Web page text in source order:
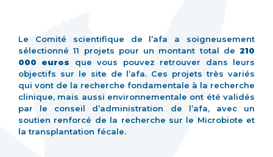
Le Comité scientifique de l’afa a soigneusement
sélectionné 11 projets pour un montant total de 210
000 euros que vous pouvez retrouver dans leurs
objectifs sur le site de l’afa. Ces projets très variés
qui vont de la recherche fondamentale à la recherche
clinique, mais aussi environnementale ont été validés
par le conseil d’administration de l’afa, avec un
soutien renforcé de la recherche sur le Microbiote et
la transplantation fécale.